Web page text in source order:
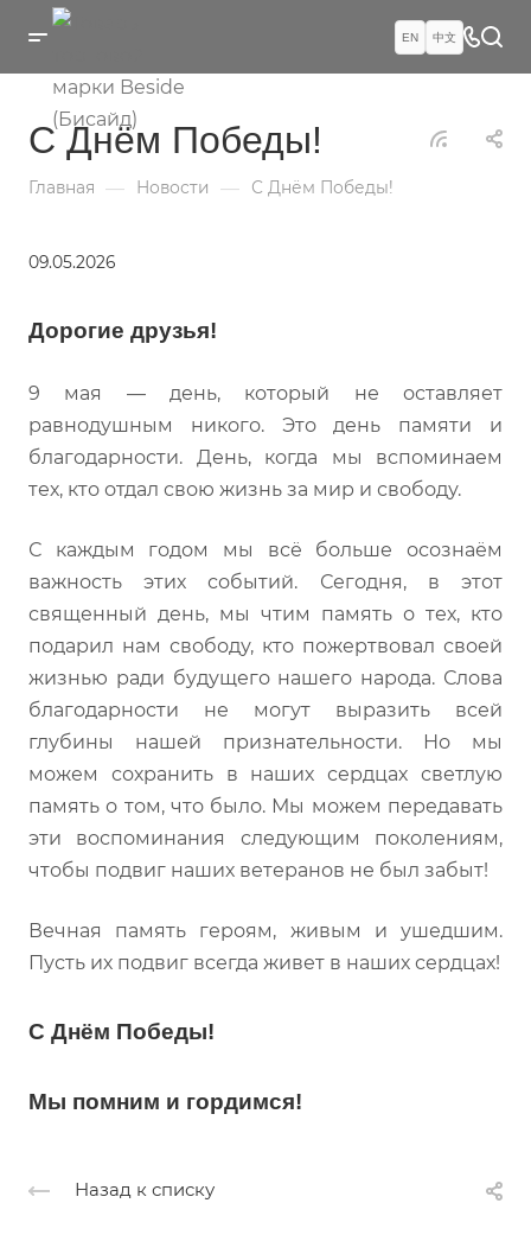
EN 中文
С Днём Победы!
Главная — Новости — С Днём Победы!
09.05.2026
Дорогие друзья!
9 мая — день, который не оставляет
равнодушным никого. Это день памяти и
благодарности. День, когда мы вспоминаем
тех, кто отдал свою жизнь за мир и свободу.
С каждым годом мы всё больше осознаём
важность этих событий. Сегодня, в этот
священный день, мы чтим память о тех, кто
подарил нам свободу, кто пожертвовал своей
жизнью ради будущего нашего народа. Слова
благодарности не могут выразить всей
глубины нашей признательности. Но мы
можем сохранить в наших сердцах светлую
память о том, что было. Мы можем передавать
эти воспоминания следующим поколениям,
чтобы подвиг наших ветеранов не был забыт!
Вечная память героям, живым и ушедшим.
Пусть их подвиг всегда живет в наших сердцах!
С Днём Победы!
Мы помним и гордимся!
Назад к списку